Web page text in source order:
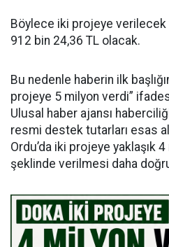
Böylece iki projeye
912 bin 24,36 TL olacak.
Bu nedenle haberin ilk
projeye 5 milyon verdi”
Ulusal haber ajansı
resmi destek tutarları esas
Ordu’da iki projeye yaklaşık
şeklinde verilmesi daha